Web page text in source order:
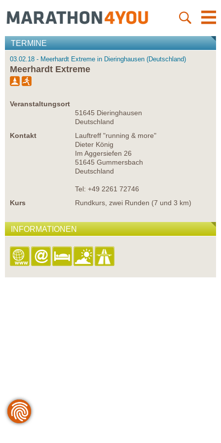
TERMINE
03.02.18 - Meerhardt Extreme in Dieringhausen (Deutschland)
Meerhardt Extreme
Veranstaltungsort
51645 Dieringhausen
Deutschland
Kontakt
Lauftreff "running & more"
Dieter König
Im Aggersiefen 26
51645 Gummersbach
Deutschland
Tel: +49 2261 72746
Kurs
Rundkurs, zwei Runden (7 und 3 km)
INFORMATIONEN